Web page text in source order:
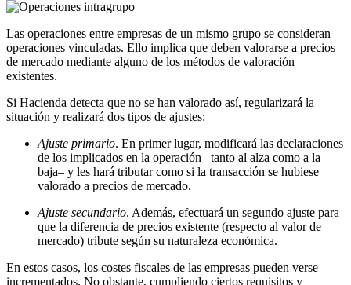
Las operaciones entre empresas de un mismo grupo se consideran
operaciones vinculadas. Ello implica que deben valorarse a precios
de mercado mediante alguno de los métodos de valoración
existentes.
Si Hacienda detecta que no se han valorado así, regularizará la
situación y realizará dos tipos de ajustes:
Ajuste primario. En primer lugar, modificará las declaraciones
de los implicados en la operación –tanto al alza como a la
baja– y les hará tributar como si la transacción se hubiese
valorado a precios de mercado.
Ajuste secundario. Además, efectuará un segundo ajuste para
que la diferencia de precios existente (respecto al valor de
mercado) tribute según su naturaleza económica.
En estos casos, los costes fiscales de las empresas pueden verse
incrementados. No obstante, cumpliendo ciertos requisitos y